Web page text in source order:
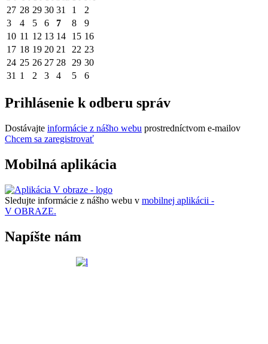
27 28 29 30 31 1
2
3
4 5 6 7 8
9
10 11 12 13 14 15 16
17 18 19 20 21 22 23
24 25 26 27 28 29 30
31 1 2 3 4 5 6
Prihlásenie k odberu správ
Dostávajte informácie z nášho webu prostredníctvom e-mailov
Chcem sa zaregistrovať
Mobilná aplikácia
Sledujte informácie z nášho webu v mobilnej aplikácii -
V OBRAZE.
Napíšte nám